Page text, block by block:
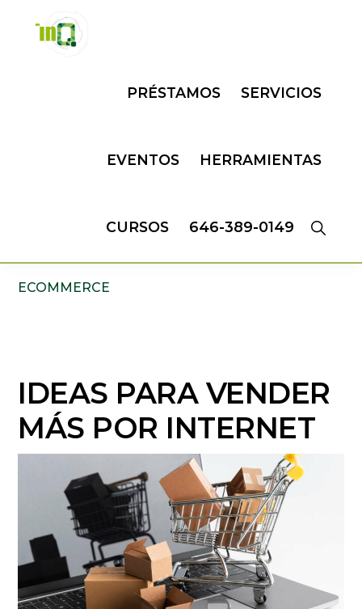
PRÉSTAMOS SERVICIOS
EVENTOS HERRAMIENTAS
CURSOS 646-389-0149
ECOMMERCE
IDEAS PARA VENDER
MÁS POR INTERNET